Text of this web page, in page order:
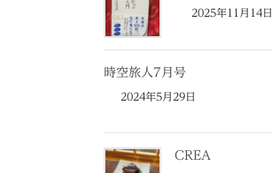
2025年11月14日
時空旅人7月号
2024年5月29日
CREA